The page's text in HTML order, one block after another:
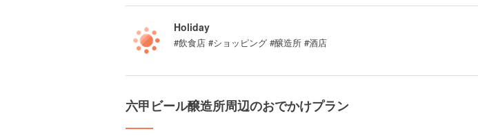
Holiday
#飲食店 #ショッピング #醸造所 #酒店
六甲ビール醸造所周辺のおでかけプラン